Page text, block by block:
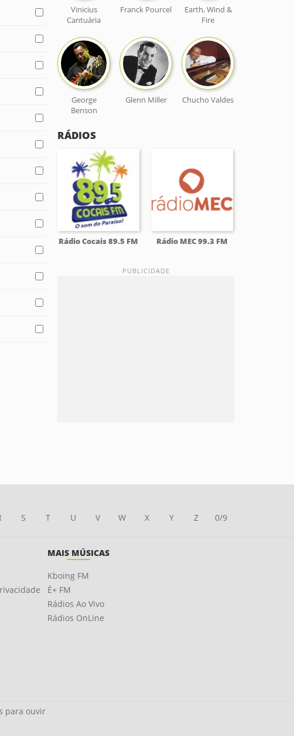
Vinicius
Cantuária
Franck Pourcel
Earth, Wind &
Fire
George
Benson
Glenn Miller Chucho Valdes
RÁDIOS
Rádio Cocais 89.5 FM Rádio MEC 99.3 FM
S T U V W X Y Z 0/9
MAIS MÚSICAS
Kboing FM
É+ FM
Rádios Ao Vivo
Rádios OnLine
para ouvir